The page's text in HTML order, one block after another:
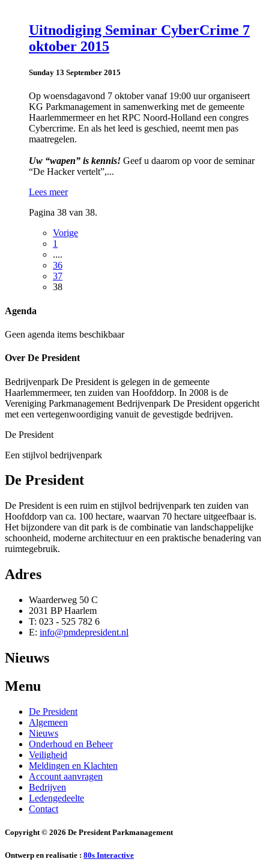
Uitnodiging Seminar CyberCrime 7
oktober 2015
Sunday 13 September 2015
Op woensdagavond 7 oktober vanaf 19:00 uur organiseert
KG Parkmanagement in samenwerking met de gemeente
Haarlemmermeer en het RPC Noord-Holland een congres
Cybercrime. En als het leed is geschied, neemt men pas
maatregelen.
Uw “wapen” is kennis! Geef u daarom op voor de seminar
“De Hacker vertelt”,...
Lees meer
Pagina 38 van 38.
Vorige
1
....
36
37
38
Agenda
Geen agenda items beschikbaar
Over De President
Bedrijvenpark De President is gelegen in de gemeente
Haarlemmermeer, ten zuiden van Hoofddorp. In 2008 is de
Vereniging Parkmanagement Bedrijvenpark De President opgericht
met een vertegenwoordiging vanuit de gevestigde bedrijven.
De President
Een stijlvol bedrijvenpark
De President
De President is een ruim en stijlvol bedrijvenpark ten zuiden van
Hoofddorp van ca. 100 hectare, waarvan 70 hectare uitgeefbaar is.
Het bijzondere van dit park is de combinatie van landschappelijke
schoonheid, moderne architectuur en een praktische benadering van
ruimtegebruik.
Adres
Waarderweg 50 C
2031 BP Haarlem
T: 023 - 525 782 6
E: info@pmdepresident.nl
Nieuws
Menu
De President
Algemeen
Nieuws
Onderhoud en Beheer
Veiligheid
Meldingen en Klachten
Account aanvragen
Bedrijven
Ledengedeelte
Contact
Copyright © 2026 De President Parkmanagement
Ontwerp en realisatie : 80s Interactive